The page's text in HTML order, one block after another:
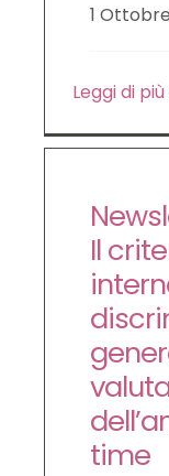
1
Leggi di più
Il
time